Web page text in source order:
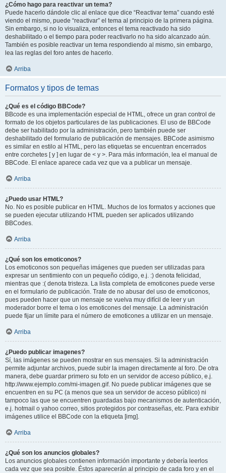
¿Cómo hago para reactivar un tema?
Puede hacerlo dándole clic al enlace que dice “Reactivar tema” cuando esté
viendo el mismo, puede “reactivar” el tema al principio de la primera página.
Sin embargo, si no lo visualiza, entonces el tema reactivado ha sido
deshabilitado o el tiempo para poder reactivarlo no ha sido alcanzado aún.
También es posible reactivar un tema respondiendo al mismo, sin embargo,
lea las reglas del foro antes de hacerlo.
Arriba
Formatos y tipos de temas
¿Qué es el código BBCode?
BBcode es una implementación especial de HTML, ofrece un gran control de
formato de los objetos particulares de las publicaciones. El uso de BBCode
debe ser habilitado por la administración, pero también puede ser
deshabilitado del formulario de publicación de mensajes. BBCode asimismo
es similar en estilo al HTML, pero las etiquetas se encuentran encerrados
entre corchetes [ y ] en lugar de < y >. Para más información, lea el manual de
BBCode. El enlace aparece cada vez que va a publicar un mensaje.
Arriba
¿Puedo usar HTML?
No. No es posible publicar en HTML. Muchos de los formatos y acciones que
se pueden ejecutar utilizando HTML pueden ser aplicados utilizando
BBCodes.
Arriba
¿Qué son los emoticonos?
Los emoticonos son pequeñas imágenes que pueden ser utilizadas para
expresar un sentimiento con un pequeño código, e.j. :) denota felicidad,
mientras que :( denota tristeza. La lista completa de emoticones puede verse
en el formulario de publicación. Trate de no abusar del uso de emoticonos,
pues pueden hacer que un mensaje se vuelva muy difícil de leer y un
moderador borre el tema o los emoticones del mensaje. La administración
puede fijar un límite para el número de emoticones a utilizar en un mensaje.
Arriba
¿Puedo publicar imagenes?
Sí, las imágenes se pueden mostrar en sus mensajes. Si la administración
permite adjuntar archivos, puede subir la imagen directamente al foro. De otra
manera, debe guardar primero su foto en un servidor de acceso público, e.j.
http://www.ejemplo.com/mi-imagen.gif. No puede publicar imágenes que se
encuentren en su PC (a menos que sea un servidor de acceso público) ni
tampoco las que se encuentren guardadas bajo mecanismos de autenticación,
e.j. hotmail o yahoo correo, sitios protegidos por contraseñas, etc. Para exhibir
imágenes utilice el BBCode con la etiqueta [img].
Arriba
¿Qué son los anuncios globales?
Los anuncios globales contienen información importante y debería leerlos
cada vez que sea posible. Éstos aparecerán al principio de cada foro y en el